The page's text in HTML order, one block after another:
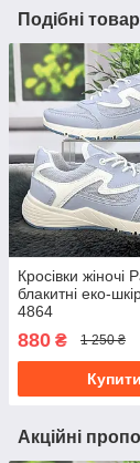
Подібні
Кросівки жіночі
блакитні еко-
4864
880 ₴ 1 250 ₴
Купити
Акційні